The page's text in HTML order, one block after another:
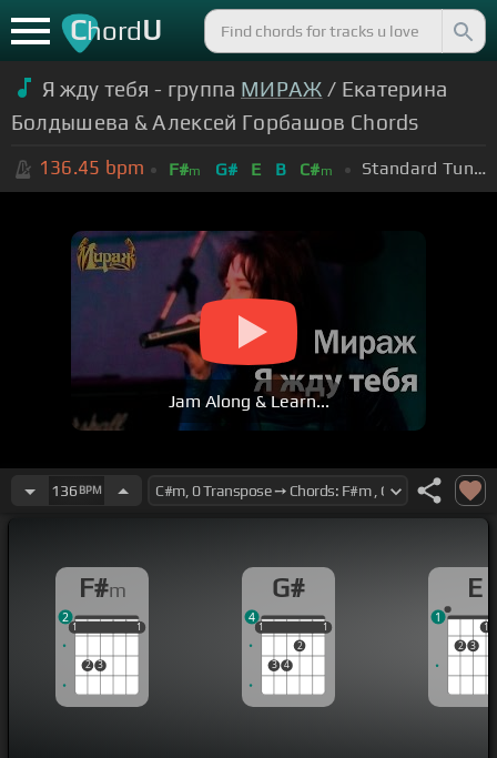
ChordU
Я жду тебя - группа МИРАЖ / Екатерина
Болдышева & Алексей Горбашов Chords
136.45 bpm F#m G# E B C#m Standard Tuning (EADGBE)
Jam Along & Learn...
136 BPM
F#m
1
2 3
1
1 1
2
G#
1
3 4
2
1
1 1
4
E
2 3
1
1